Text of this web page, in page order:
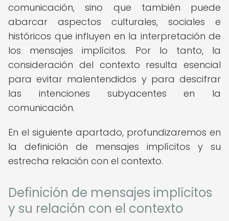
comunicación, sino que también puede
abarcar aspectos culturales, sociales e
históricos que influyen en la interpretación de
los mensajes implícitos. Por lo tanto, la
consideración del contexto resulta esencial
para evitar malentendidos y para descifrar
las intenciones subyacentes en la
comunicación.
En el siguiente apartado, profundizaremos en
la definición de mensajes implícitos y su
estrecha relación con el contexto.
Definición de mensajes implícitos
y su relación con el contexto